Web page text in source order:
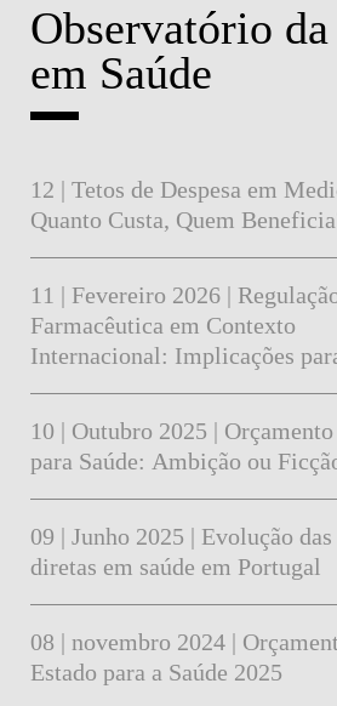
Observatório da
em Saúde
12 | Tetos de Despesa em
Quanto Custa, Quem
11 | Fevereiro 2026 |
Farmacêutica em Contexto
Internacional: Implicações
10 | Outubro 2025 |
para Saúde: Ambição ou
09 | Junho 2025 | Evolução das
diretas em saúde em Portugal
08 | novembro 2024 |
Estado para a Saúde 2025